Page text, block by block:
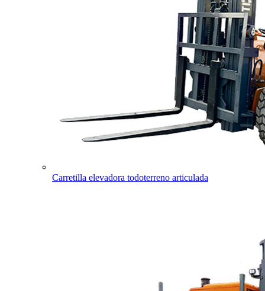
Carretilla elevadora todoterreno articulada